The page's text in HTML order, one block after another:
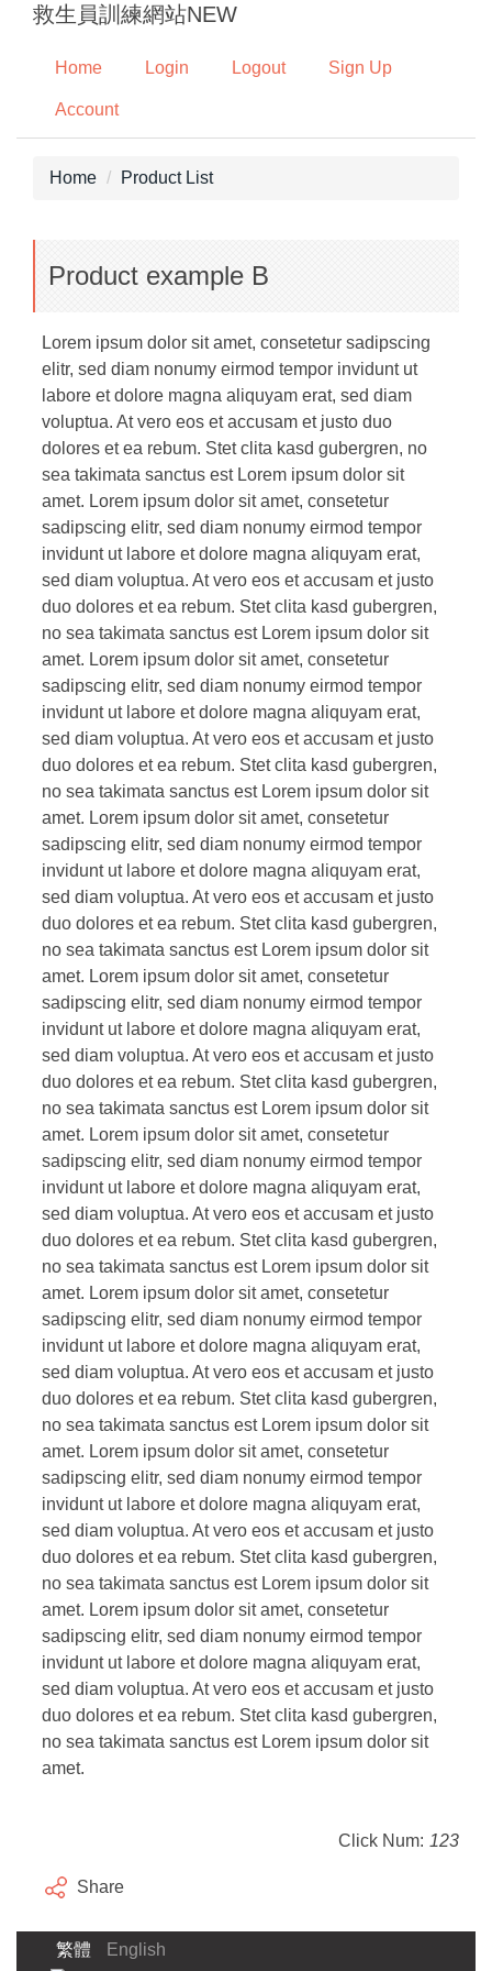
Jump
救生員訓練網站NEW
Home Login Logout Sign Up
Account
Home Product List
Product example B
Lorem ipsum dolor sit amet, consetetur sadipscing
elitr, sed diam nonumy eirmod tempor invidunt ut
labore et dolore magna aliquyam erat, sed diam
voluptua. At vero eos et accusam et justo duo
dolores et ea rebum. Stet clita kasd gubergren, no
sea takimata sanctus est Lorem ipsum dolor sit
amet. Lorem ipsum dolor sit amet, consetetur
sadipscing elitr, sed diam nonumy eirmod tempor
invidunt ut labore et dolore magna aliquyam erat,
sed diam voluptua. At vero eos et accusam et justo
duo dolores et ea rebum. Stet clita kasd gubergren,
no sea takimata sanctus est Lorem ipsum dolor sit
amet. Lorem ipsum dolor sit amet, consetetur
sadipscing elitr, sed diam nonumy eirmod tempor
invidunt ut labore et dolore magna aliquyam erat,
sed diam voluptua. At vero eos et accusam et justo
duo dolores et ea rebum. Stet clita kasd gubergren,
no sea takimata sanctus est Lorem ipsum dolor sit
amet. Lorem ipsum dolor sit amet, consetetur
sadipscing elitr, sed diam nonumy eirmod tempor
invidunt ut labore et dolore magna aliquyam erat,
sed diam voluptua. At vero eos et accusam et justo
duo dolores et ea rebum. Stet clita kasd gubergren,
no sea takimata sanctus est Lorem ipsum dolor sit
amet. Lorem ipsum dolor sit amet, consetetur
sadipscing elitr, sed diam nonumy eirmod tempor
invidunt ut labore et dolore magna aliquyam erat,
sed diam voluptua. At vero eos et accusam et justo
duo dolores et ea rebum. Stet clita kasd gubergren,
no sea takimata sanctus est Lorem ipsum dolor sit
amet. Lorem ipsum dolor sit amet, consetetur
sadipscing elitr, sed diam nonumy eirmod tempor
invidunt ut labore et dolore magna aliquyam erat,
sed diam voluptua. At vero eos et accusam et justo
duo dolores et ea rebum. Stet clita kasd gubergren,
no sea takimata sanctus est Lorem ipsum dolor sit
amet. Lorem ipsum dolor sit amet, consetetur
sadipscing elitr, sed diam nonumy eirmod tempor
invidunt ut labore et dolore magna aliquyam erat,
sed diam voluptua. At vero eos et accusam et justo
duo dolores et ea rebum. Stet clita kasd gubergren,
no sea takimata sanctus est Lorem ipsum dolor sit
amet. Lorem ipsum dolor sit amet, consetetur
sadipscing elitr, sed diam nonumy eirmod tempor
invidunt ut labore et dolore magna aliquyam erat,
sed diam voluptua. At vero eos et accusam et justo
duo dolores et ea rebum. Stet clita kasd gubergren,
no sea takimata sanctus est Lorem ipsum dolor sit
amet. Lorem ipsum dolor sit amet, consetetur
sadipscing elitr, sed diam nonumy eirmod tempor
invidunt ut labore et dolore magna aliquyam erat,
sed diam voluptua. At vero eos et accusam et justo
duo dolores et ea rebum. Stet clita kasd gubergren,
no sea takimata sanctus est Lorem ipsum dolor sit
amet.
Click Num: 123
Share
繁體 English